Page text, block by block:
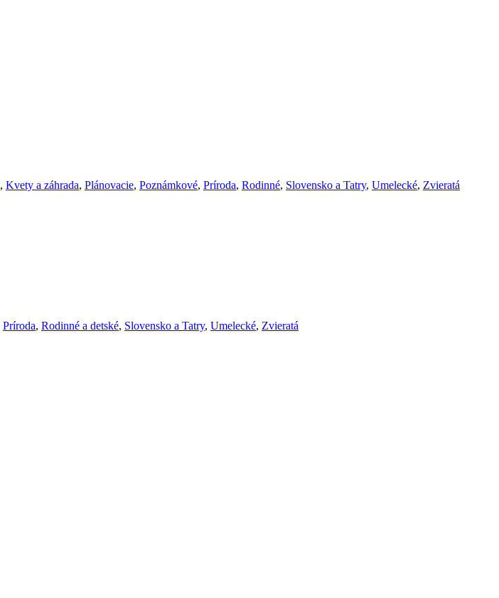
, Kvety a záhrada, Plánovacie, Poznámkové, Príroda, Rodinné, Slovensko a Tatry, Umelecké, Zvieratá
Príroda, Rodinné a detské, Slovensko a Tatry, Umelecké, Zvieratá